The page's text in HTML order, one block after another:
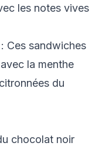
les notes vives
: Ces sandwiches
la menthe
du
chocolat noir